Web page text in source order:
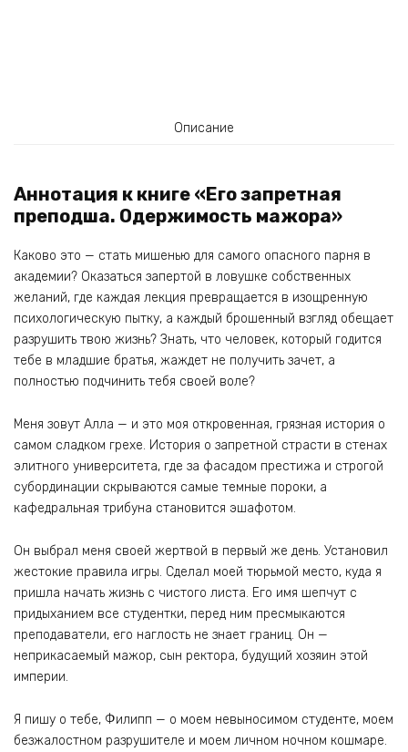
Описание
Аннотация к книге «Его запретная
преподша. Одержимость мажора»
Каково это — стать мишенью для самого опасного парня в
академии? Оказаться запертой в ловушке собственных
желаний, где каждая лекция превращается в изощренную
психологическую пытку, а каждый брошенный взгляд обещает
разрушить твою жизнь? Знать, что человек, который годится
тебе в младшие братья, жаждет не получить зачет, а
полностью подчинить тебя своей воле?
Меня зовут Алла — и это моя откровенная, грязная история о
самом сладком грехе. История о запретной страсти в стенах
элитного университета, где за фасадом престижа и строгой
субординации скрываются самые темные пороки, а
кафедральная трибуна становится эшафотом.
Он выбрал меня своей жертвой в первый же день. Установил
жестокие правила игры. Сделал моей тюрьмой место, куда я
пришла начать жизнь с чистого листа. Его имя шепчут с
придыханием все студентки, перед ним пресмыкаются
преподаватели, его наглость не знает границ. Он —
неприкасаемый мажор, сын ректора, будущий хозяин этой
империи.
Я пишу о тебе, Филипп — о моем невыносимом студенте, моем
безжалостном разрушителе и моем личном ночном кошмаре.